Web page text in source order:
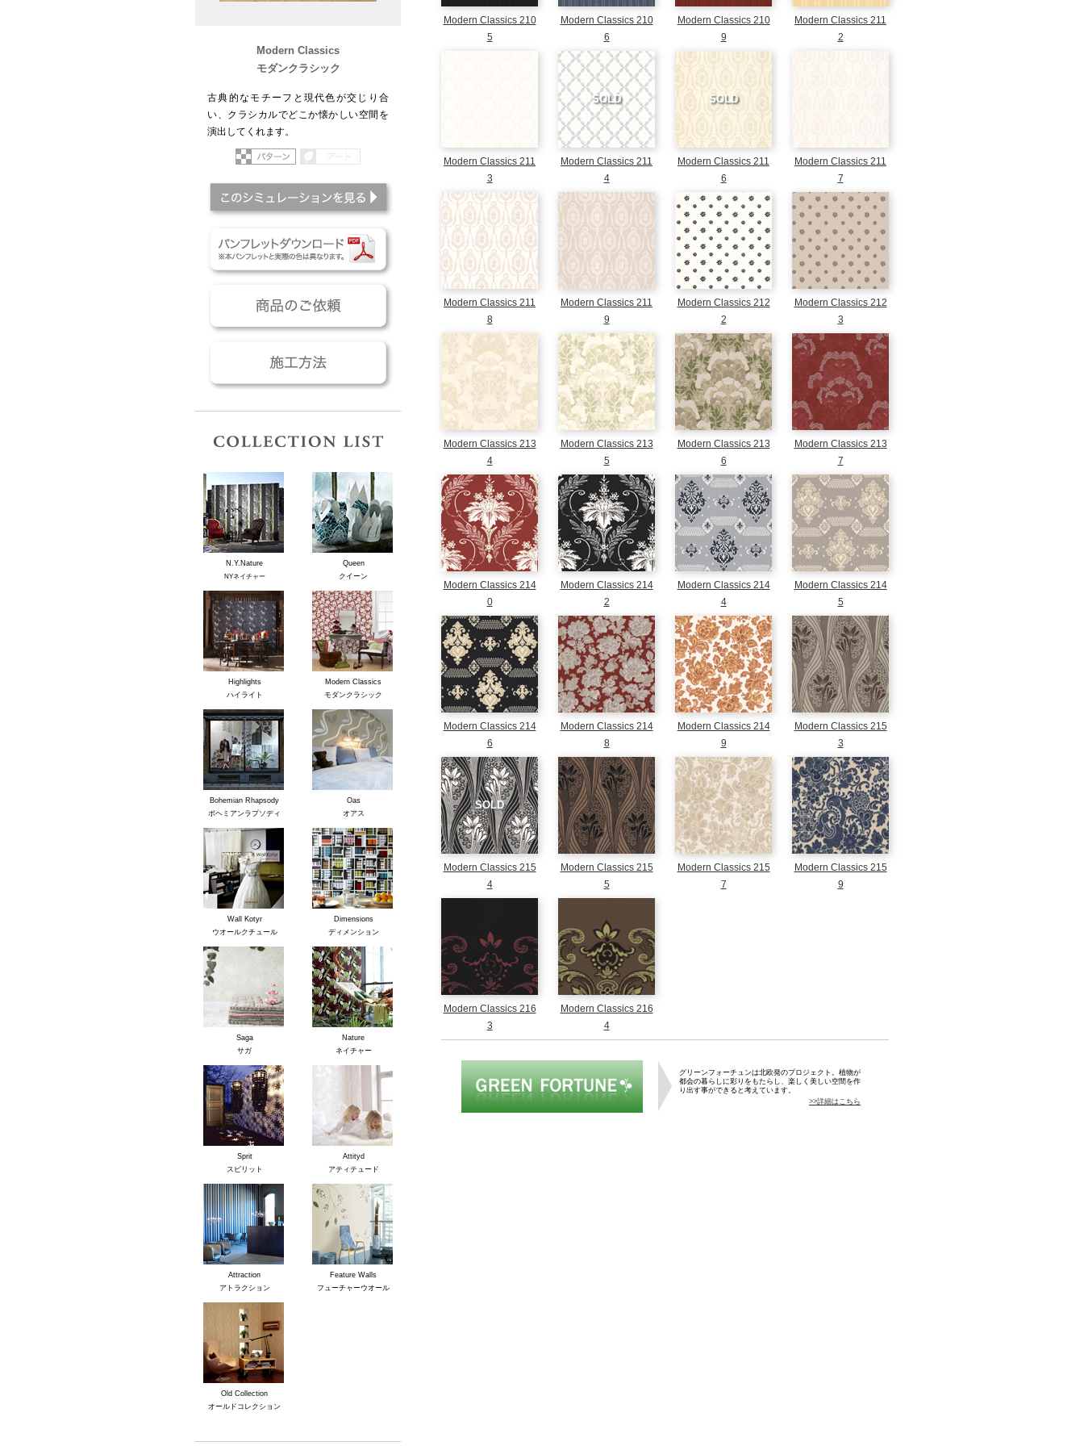
Modern Classics 210
5
Modern Classics 210
6
Modern Classics 210
9
Modern Classics 211
2
Modern Classics 211
3
SOLD
Modern Classics 211
4
SOLD
Modern Classics 211
6
Modern Classics 211
7
Modern Classics 211
8
Modern Classics 211
9
Modern Classics 212
2
Modern Classics 212
3
Modern Classics 213
4
Modern Classics 213
5
Modern Classics 213
6
Modern Classics 213
7
Modern Classics 214
0
Modern Classics 214
2
Modern Classics 214
4
Modern Classics 214
5
Modern Classics 214
6
Modern Classics 214
8
Modern Classics 214
9
Modern Classics 215
3
SOLD
Modern Classics 215
4
Modern Classics 215
5
Modern Classics 215
7
Modern Classics 215
9
Modern Classics 216
3
Modern Classics 216
4
グリーンフォーチュン
グリーンフォーチュンは北欧発のプロジェクト。植物が
都会の暮らしに彩りをもたらし、楽しく美しい空間を作
り出す事ができると考えています。
>>詳細はこちら
Modern Classics
モダンクラシック
古典的なモチーフと現代色が交じり合
い、クラシカルでどこか懐かしい空間を
演出してくれます。
パターン
このシミュレーションを見る
パンフレットダウンロード
商品のご依頼
コレクションリスト
N.Y.Nature
NYネイチャー
Queen
クイーン
Highlights
ハイライト
Modern Classics
モダンクラシック
Bohemian Rhapsody
ボヘミアンラプソディ
Oas
オアス
Wall Kotyr
ウオールクチュール
Dimensions
ディメンション
Saga
サガ
Nature
ネイチャー
Sprit
スピリット
Attityd
アティテュード
Attraction
アトラクション
Feature Walls
フューチャーウオール
Old Collection
オールドコレクション